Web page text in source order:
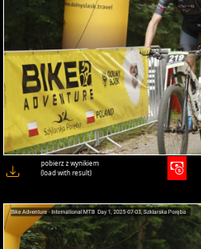
pobierz z wynikiem
(load with result)